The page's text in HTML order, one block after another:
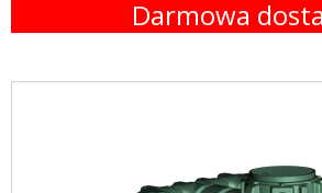
Darmowa